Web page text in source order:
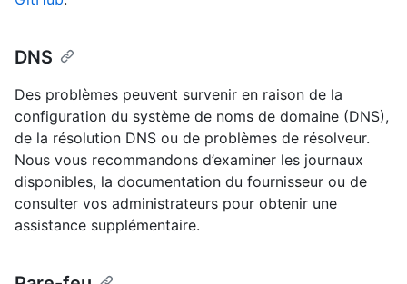
DNS
Des problèmes peuvent survenir en raison de la
configuration du système de noms de domaine (DNS),
de la résolution DNS ou de problèmes de résolveur.
Nous vous recommandons d’examiner les journaux
disponibles, la documentation du fournisseur ou de
consulter vos administrateurs pour obtenir une
assistance supplémentaire.